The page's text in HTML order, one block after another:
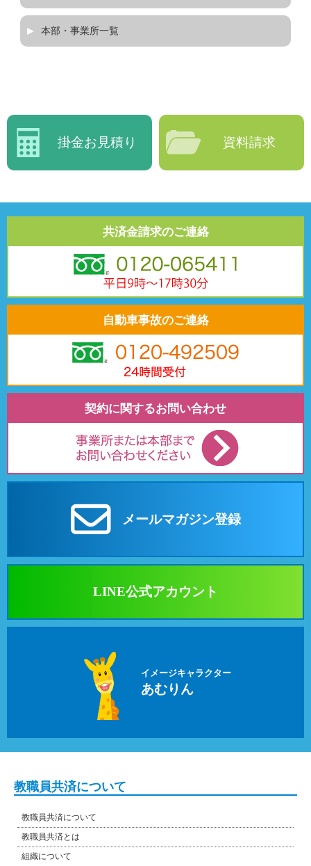
本部・事業所一覧
掛金お見積り 資料請求
共済金請求のご連絡
自動車事故のご連絡
契約に関するお問い合わせ
メールマガジン登録
LINE公式アカウント
イメージキャラクター
あむりん
教職員共済について
教職員共済について
教職員共済とは
組織について